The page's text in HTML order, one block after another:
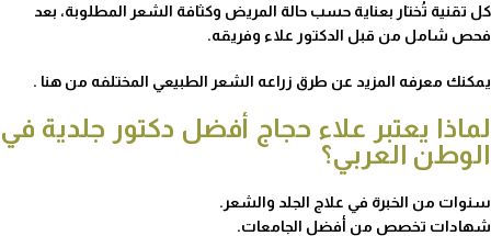
كل تقنية تُختار بعناية حسب حالة المريض وكثافة الشعر المطلوبة، بعد
فحص شامل من قبل الدكتور علاء وفريقه.
يمكنك معرفه المزيد عن طرق زراعه الشعر الطبيعي المختلفه من هنا .
لماذا يعتبر علاء حجاج أفضل دكتور جلدية في
الوطن العربي؟
سنوات من الخبرة في علاج الجلد والشعر.
شهادات تخصص من أفضل الجامعات.